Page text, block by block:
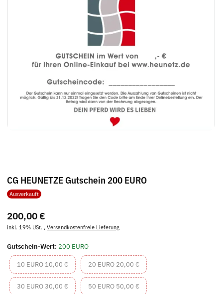
CG HEUNETZE Gutschein 200 EURO
Ausverkauft
200,00 €
inkl. 19% USt. , Versandkostenfreie Lieferung
Gutschein-Wert: 200 EURO
10 EURO 10 EURO
10,00 € 20 EURO 20 EURO
20,00 €
30 EURO30 EURO
30,00 € 50 EURO 50 EURO
50,00 €